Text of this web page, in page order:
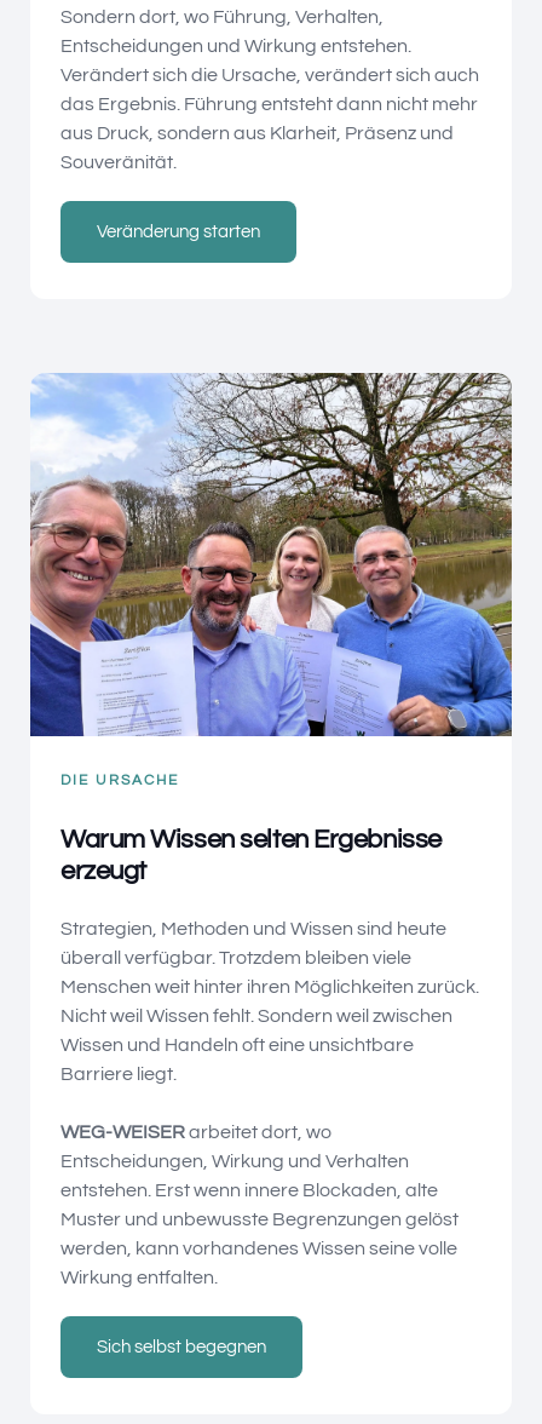
Sondern dort, wo Führung, Verhalten,
Entscheidungen und Wirkung entstehen.
Verändert sich die Ursache, verändert sich auch
das Ergebnis. Führung entsteht dann nicht mehr
aus Druck, sondern aus Klarheit, Präsenz und
Souveränität.
Veränderung starten
DIE URSACHE
Warum Wissen selten Ergebnisse
erzeugt
Strategien, Methoden und Wissen sind heute
überall verfügbar. Trotzdem bleiben viele
Menschen weit hinter ihren Möglichkeiten zurück.
Nicht weil Wissen fehlt. Sondern weil zwischen
Wissen und Handeln oft eine unsichtbare
Barriere liegt.
WEG-WEISERarbeitet dort, wo
Entscheidungen, Wirkung und Verhalten
entstehen. Erst wenn innere Blockaden, alte
Muster und unbewusste Begrenzungen gelöst
werden, kann vorhandenes Wissen seine volle
Wirkung entfalten.
Sich selbst begegnen